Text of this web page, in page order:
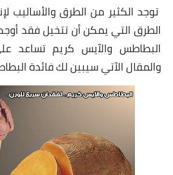
سلطات
مخبوزات
أطباق
أطباق
وصفات
توجد الكثير من الطرق والأساليب
الطرق التي يمكن أن تتخيل فقد
البطاطس والآيس كريم تساعد
والمقال الآتي سيبين لك فائدة